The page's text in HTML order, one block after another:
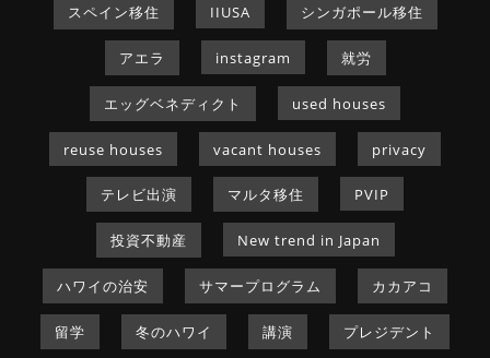
スペイン移住 IIUSA シンガポール移住
アエラ instagram 就労
エッグベネディクト used houses
reuse houses vacant houses privacy
テレビ出演 マルタ移住 PVIP
投資不動産 New trend in Japan
ハワイの治安 サマープログラム カカアコ
留学 冬のハワイ 講演 プレジデント